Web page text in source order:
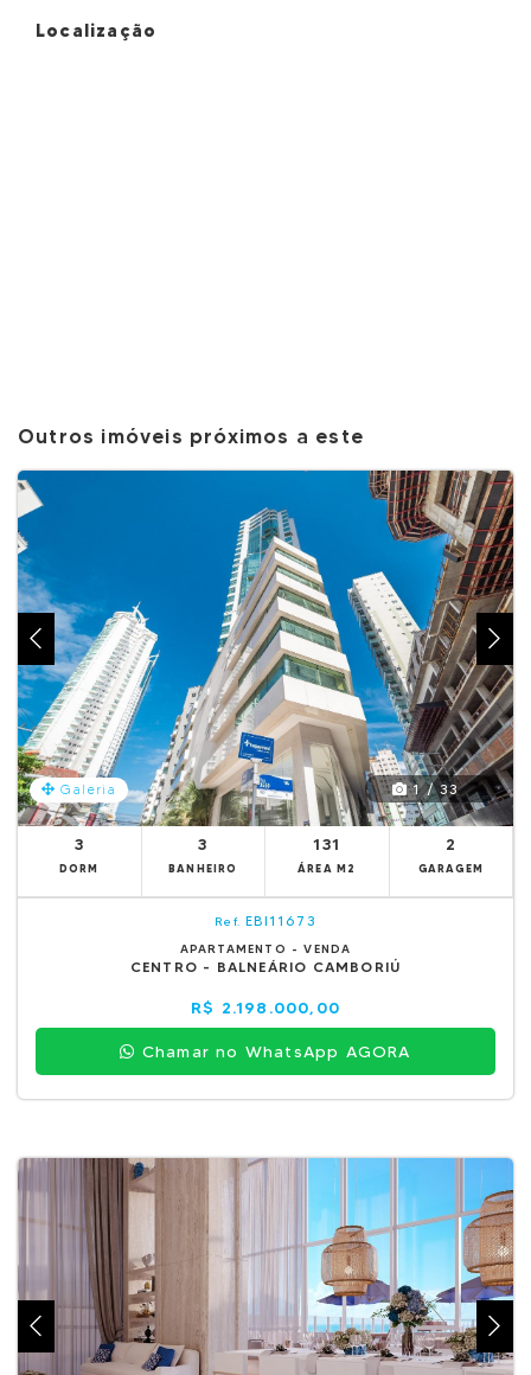
Localização
Outros imóveis próximos a este
Galeria 1 / 33
3
DORM
3
BANHEIRO
131
ÁREA M2
2
GARAGEM
Ref. EBI11673
APARTAMENTO - VENDA
CENTRO - BALNEÁRIO CAMBORIÚ
R$ 2.198.000,00
Chamar no WhatsApp AGORA